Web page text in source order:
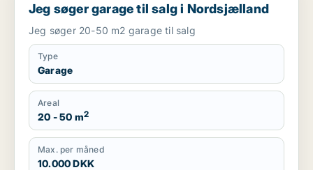
Jeg søger garage til salg i Nordsjælland
Jeg søger 20-50 m2 garage til salg
Type
Garage
Areal
20 - 50 m2
Max. per måned
10.000 DKK